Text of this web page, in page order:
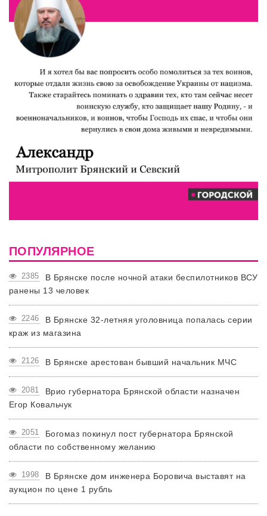
ПОПУЛЯРНОЕ
2385
В Брянске после ночной атаки беспилотников ВСУ
ранены 13 человек
2246
В Брянске 32-летняя уголовница попалась серии
краж из магазина
2126 В Брянске арестован бывший начальник МЧС
2081
Врио губернатора Брянской области назначен
Егор Ковальчук
2051
Богомаз покинул пост губернатора Брянской
области по собственному желанию
1998
В Брянске дом инженера Боровича выставят на
аукцион по цене 1 рубль